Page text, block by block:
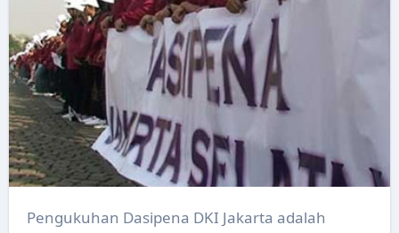
Pengukuhan Dasipena DKI Jakarta adalah